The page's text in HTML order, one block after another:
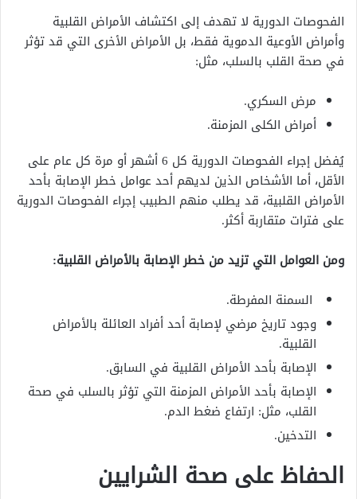
الفحوصات الدورية لا تهدف إلى اكتشاف الأمراض القلبية
وأمراض الأوعية الدموية فقط، بل الأمراض الأخرى التي قد تؤثر
في صحة القلب بالسلب، مثل:
مرض السكري.
أمراض الكلى المزمنة.
يُفضل إجراء الفحوصات الدورية كل 6 أشهر أو مرة كل عام على
الأقل، أما الأشخاص الذين لديهم أحد عوامل خطر الإصابة بأحد
الأمراض القلبية، قد يطلب منهم الطبيب إجراء الفحوصات الدورية
على فترات متقاربة أكثر.
ومن العوامل التي تزيد من خطر الإصابة بالأمراض القلبية:
السمنة المفرطة.
وجود تاريخ مرضي لإصابة أحد أفراد العائلة بالأمراض
القلبية.
الإصابة بأحد الأمراض القلبية في السابق.
الإصابة بأحد الأمراض المزمنة التي تؤثر بالسلب في صحة
القلب، مثل: ارتفاع ضغط الدم.
التدخين.
الحفاظ على صحة الشرايين